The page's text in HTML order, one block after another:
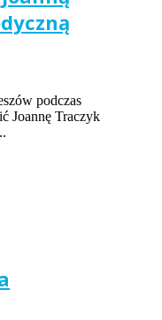
podczas
Joannę Traczyk